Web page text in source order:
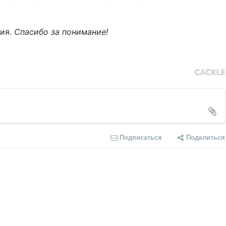
Спасибо за понимание!
Подписаться Поделиться